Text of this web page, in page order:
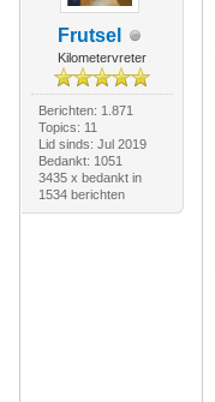
Frutsel
Kilometervreter
Berichten: 1.871
Topics: 11
Lid sinds: Jul 2019
Bedankt: 1051
3435 x bedankt in
1534 berichten